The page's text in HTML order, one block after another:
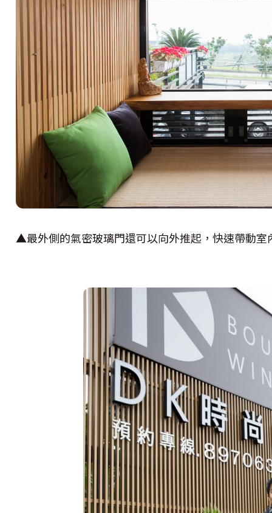
▲最外側的氣密玻璃門還可以向外推起，快速帶動室